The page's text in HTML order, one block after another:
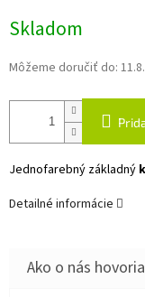
cena:
Skladom
Môžeme doručiť do:
Jednofarebný základný
Detailné informácie